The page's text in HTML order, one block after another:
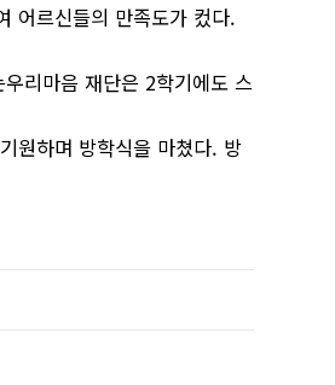
어르신들의 만족도가 컸다.
리마음 재단은 2학기에도 스
원하며 방학식을 마쳤다. 방